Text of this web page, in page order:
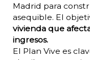
Madrid para
asequible. El
vivienda que
ingresos.
El Plan Vive es